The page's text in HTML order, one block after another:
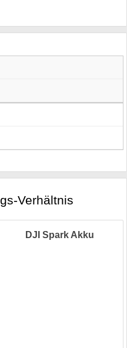
Verhältnis
DJI Spark Akku